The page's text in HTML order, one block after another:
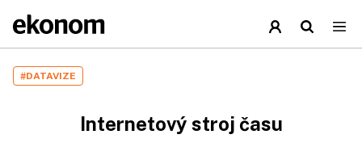
#DATAVIZE
Internetový stroj času